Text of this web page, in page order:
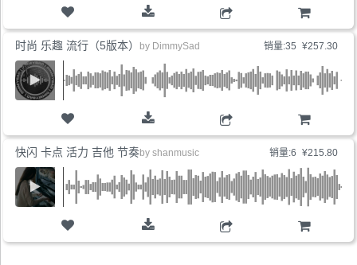
购物车
销量:35 ¥257.30
购物车
时尚 乐趣 流行（5版本） by DimmySad
销量:6 ¥215.80
购物车
快闪 卡点 活力 吉他 节奏by shanmusic